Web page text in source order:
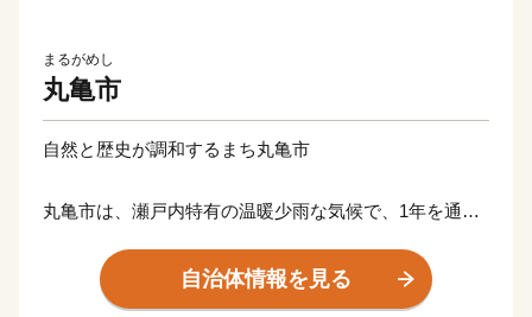
まるがめし
丸亀市
自然と歴史が調和するまち丸亀市
丸亀市は、瀬戸内特有の温暖少雨な気候で、1年を通じ
どかな田園風景など、自然と歴史文化が融合したまちで
す。高さ日本一の石垣の上に鎮座して400年の歴史を刻
自治体情報を見る